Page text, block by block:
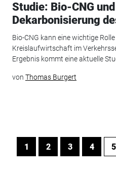
Studie: Bio-CNG
Dekarbonisierung
Bio-CNG kann eine wichtige Rolle
Kreislaufwirtschaft im
Ergebnis kommt eine aktuelle
von Thomas Burgert
1 2 3 4 5